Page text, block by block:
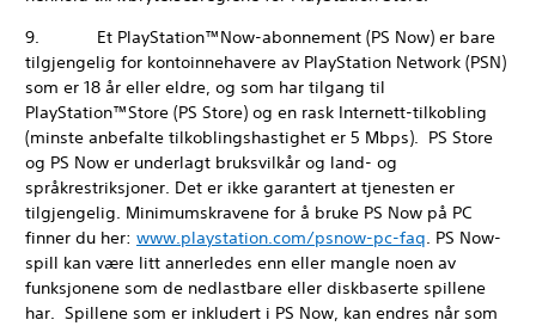
9. Et PlayStation™Now-abonnement (PS Now) er bare
tilgjengelig for kontoinnehavere av PlayStation Network (PSN)
som er 18 år eller eldre, og som har tilgang til
PlayStation™Store (PS Store) og en rask Internett-tilkobling
(minste anbefalte tilkoblingshastighet er 5 Mbps). PS Store
og PS Now er underlagt bruksvilkår og land- og
språkrestriksjoner. Det er ikke garantert at tjenesten er
tilgjengelig. Minimumskravene for å bruke PS Now på PC
finner du her: www.playstation.com/psnow-pc-faq. PS Now-
spill kan være litt annerledes enn eller mangle noen av
funksjonene som de nedlastbare eller diskbaserte spillene
har. Spillene som er inkludert i PS Now, kan endres når som